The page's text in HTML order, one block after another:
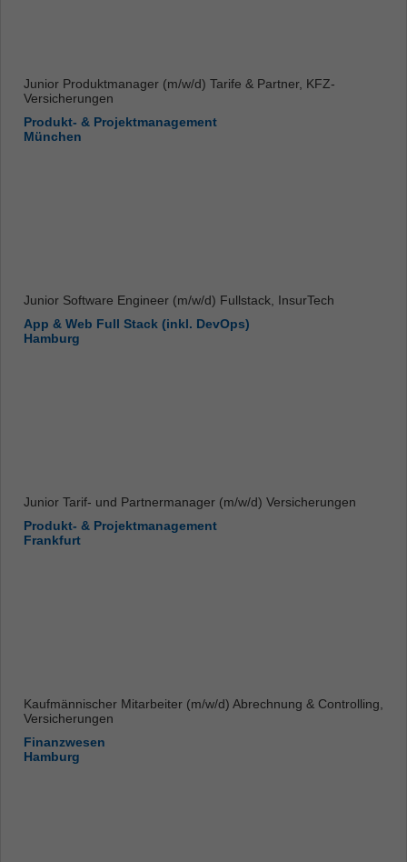
Junior Produktmanager (m/w/d) Tarife & Partner, KFZ-
Versicherungen
Produkt- & Projektmanagement
München
Junior Software Engineer (m/w/d) Fullstack, InsurTech
App & Web Full Stack (inkl. DevOps)
Hamburg
Junior Tarif- und Partnermanager (m/w/d) Versicherungen
Produkt- & Projektmanagement
Frankfurt
Kaufmännischer Mitarbeiter (m/w/d) Abrechnung & Controlling,
Versicherungen
Finanzwesen
Hamburg